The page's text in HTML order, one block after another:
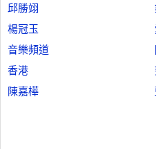
邱勝翊
楊冠玉
音樂頻道
香港
陳嘉樺